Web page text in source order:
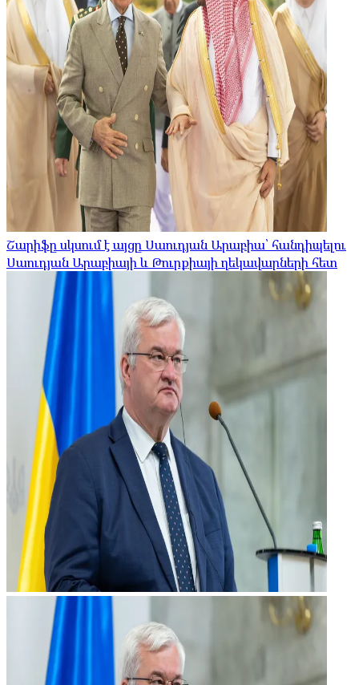
Շարիֆը սկսում է այցը Սաուդյան Արաբիա՝ հանդիպելու
Սաուդյան Արաբիայի և Թուրքիայի ղեկավարների հետ